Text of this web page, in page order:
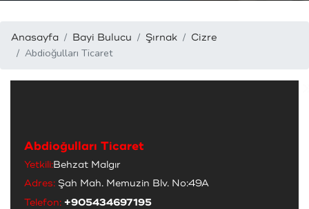
Anasayfa Bayi Bulucu Şırnak Cizre
Abdioğulları Ticaret
Abdioğulları Ticaret
Yetkili:Behzat Malgır
Adres: Şah Mah. Memuzin Blv. No:49A
Telefon: +905434697195